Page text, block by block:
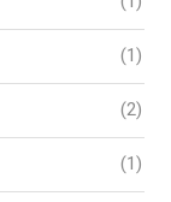
(1)
(2)
(1)